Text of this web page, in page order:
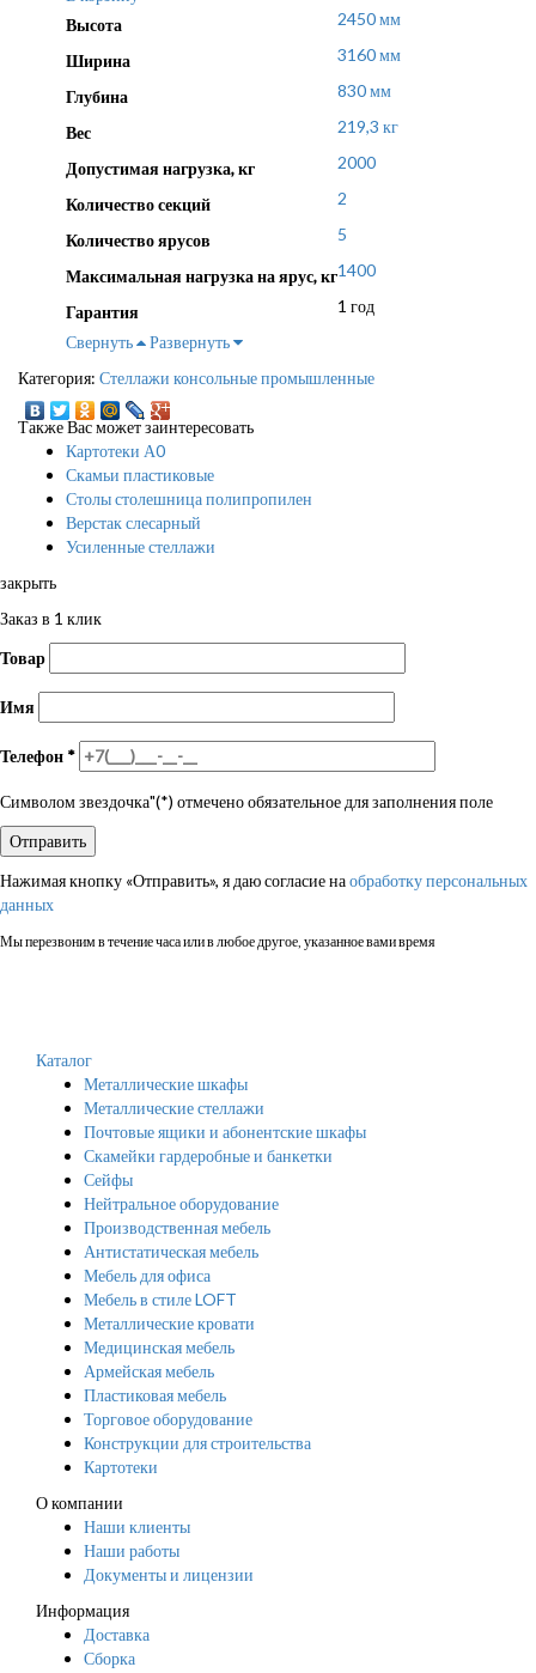
Высота
2450 мм
Ширина 3160 мм
Глубина 830 мм
Вес 219,3 кг
Допустимая нагрузка, кг 2000
Количество секций 2
Количество ярусов 5
Максимальная нагрузка на ярус, кг1400
Гарантия
1 год
Свернуть
Развернуть
Категория: Стеллажи консольные промышленные
Также Вас может заинтересовать
Картотеки А0
Скамьи пластиковые
Столы столешница полипропилен
Верстак слесарный
Усиленные стеллажи
закрыть
Заказ в 1 клик
Товар
Имя
Телефон *
Символом звездочка"(*) отмечено обязательное для заполнения поле
Нажимая кнопку «Отправить», я даю согласие наобработку персональных
данных
Мы перезвоним в течение часа или в любое другое, указанное вами время
Каталог
Металлические шкафы
Металлические стеллажи
Почтовые ящики и абонентские шкафы
Скамейки гардеробные и банкетки
Сейфы
Нейтральное оборудование
Производственная мебель
Антистатическая мебель
Мебель для офиса
Мебель в стиле LOFT
Металлические кровати
Медицинская мебель
Армейская мебель
Пластиковая мебель
Торговое оборудование
Конструкции для строительства
Картотеки
О компании
Наши клиенты
Наши работы
Документы и лицензии
Информация
Доставка
Сборка